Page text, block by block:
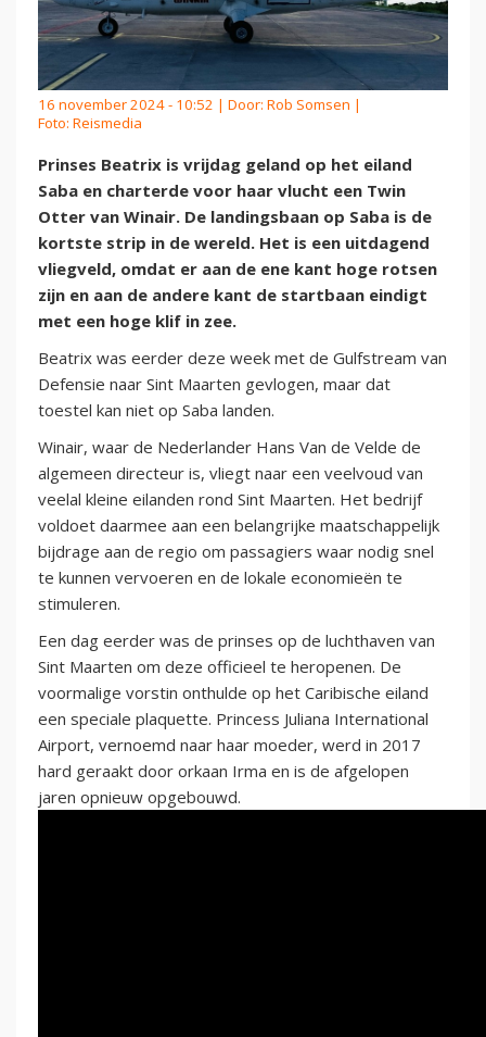
16 november 2024 - 10:52 | Door: Rob Somsen |
Foto: Reismedia
Prinses Beatrix is vrijdag geland op het eiland
Saba en charterde voor haar vlucht een Twin
Otter van Winair. De landingsbaan op Saba is de
kortste strip in de wereld. Het is een uitdagend
vliegveld, omdat er aan de ene kant hoge rotsen
zijn en aan de andere kant de startbaan eindigt
met een hoge klif in zee.
Beatrix was eerder deze week met de Gulfstream van
Defensie naar Sint Maarten gevlogen, maar dat
toestel kan niet op Saba landen.
Winair, waar de Nederlander Hans Van de Velde de
algemeen directeur is, vliegt naar een veelvoud van
veelal kleine eilanden rond Sint Maarten. Het bedrijf
voldoet daarmee aan een belangrijke maatschappelijk
bijdrage aan de regio om passagiers waar nodig snel
te kunnen vervoeren en de lokale economieën te
stimuleren.
Een dag eerder was de prinses op de luchthaven van
Sint Maarten om deze officieel te heropenen. De
voormalige vorstin onthulde op het Caribische eiland
een speciale plaquette. Princess Juliana International
Airport, vernoemd naar haar moeder, werd in 2017
hard geraakt door orkaan Irma en is de afgelopen
jaren opnieuw opgebouwd.